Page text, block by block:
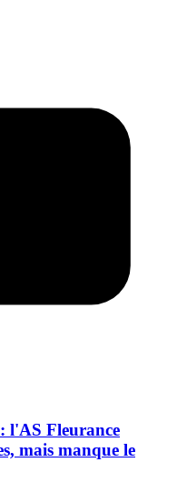
l'AS Fleurance
mais manque le